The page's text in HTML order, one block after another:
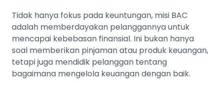
Tidak hanya fokus pada keuntungan, misi BAC
adalah memberdayakan pelanggannya untuk
mencapai kebebasan finansial. Ini bukan hanya
soal memberikan pinjaman atau produk keuangan,
tetapi juga mendidik pelanggan tentang
bagaimana mengelola keuangan dengan baik.